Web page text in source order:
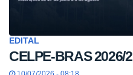
EDITAL
CELPE-BRAS 2026/2